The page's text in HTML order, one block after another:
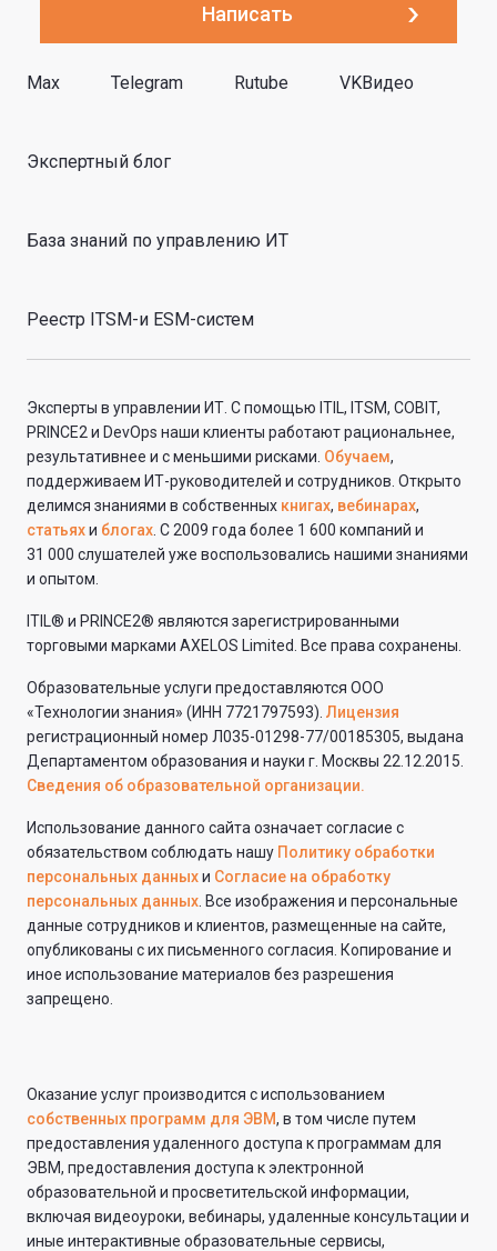
Написать
Max Telegram Rutube VKВидео
Экспертный блог
База знаний по управлению ИТ
Реестр ITSM-и ESM-систем
Эксперты в управлении ИТ. С помощью ITIL, ITSM, COBIT,
PRINCE2 и DevOps наши клиенты работают рациональнее,
результативнее и с меньшими рисками. Обучаем,
поддерживаем ИТ-руководителей и сотрудников. Открыто
делимся знаниями в собственных книгах, вебинарах,
статьяхи блогах . С 2009 года более 1 600 компаний и
31 000 слушателей уже воспользовались нашими знаниями
и опытом.
ITIL® и PRINCE2® являются зарегистрированными
торговыми марками AXELOS Limited. Все права сохранены.
Образовательные услуги предоставляются ООО
«Технологии знания» (ИНН 7721797593). Лицензия
регистрационный номер Л035-01298-77/00185305, выдана
Департаментом образования и науки г. Москвы 22.12.2015.
Сведения об образовательной организации.
Использование данного сайта означает согласие с
обязательством соблюдать нашу Политику обработки
персональных данныхи Согласие на обработку
персональных данных . Все изображения и персональные
данные сотрудников и клиентов, размещенные на сайте,
опубликованы с их письменного согласия. Копирование и
иное использование материалов без разрешения
запрещено.
Оказание услуг производится с использованием
собственных программ для ЭВМ, в том числе путем
предоставления удаленного доступа к программам для
ЭВМ, предоставления доступа к электронной
образовательной и просветительской информации,
включая видеоуроки, вебинары, удаленные консультации и
иные интерактивные образовательные сервисы,